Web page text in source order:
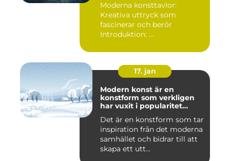
Moderna konsttavlor:
Kreativa uttryck som
fascinerar och berör
Introduktion: ...
17. jan
Modern konst är en
konstform som verkligen
har vuxit i popularitet
decennierna
Det är en konstform som tar
inspiration från det moderna
samhället och bidrar till att
skapa ett utt...